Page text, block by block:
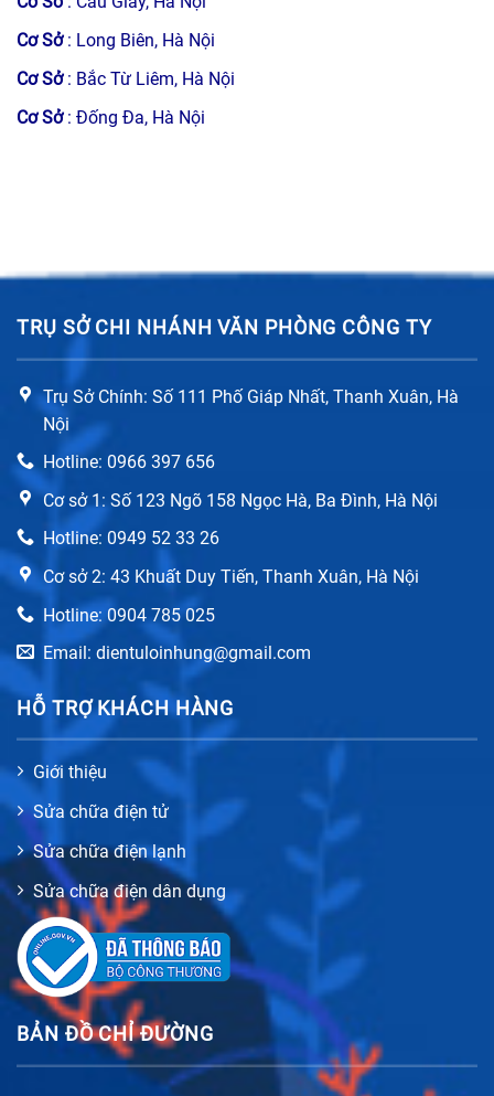
Cơ Sở : Long Biên, Hà Nội
Cơ Sở : Bắc Từ Liêm, Hà Nội
Cơ Sở : Đống Đa, Hà Nội
TRỤ SỞ CHI NHÁNH VĂN PHÒNG CÔNG TY
Trụ Sở Chính: Số 111 Phố Giáp Nhất, Thanh Xuân, Hà
Nội
Hotline: 0966 397 656
Cơ sở 1: Số 123 Ngõ 158 Ngọc Hà, Ba Đình, Hà Nội
Hotline: 0949 52 33 26
Cơ sở 2: 43 Khuất Duy Tiến, Thanh Xuân, Hà Nội
Hotline: 0904 785 025
Email: dientuloinhung@gmail.com
HỖ TRỢ KHÁCH HÀNG
Giới thiệu
Sửa chữa điện tử
Sửa chữa điện lạnh
Sửa chữa điện dân dụng
BẢN ĐỒ CHỈ ĐƯỜNG